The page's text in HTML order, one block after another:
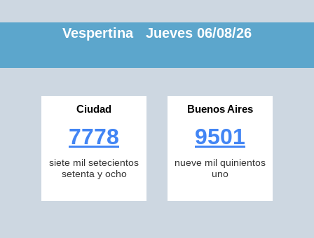
Vespertina Jueves 06/08/26
Ciudad
7778
siete mil setecientos
setenta y ocho
Buenos Aires
9501
nueve mil quinientos
uno